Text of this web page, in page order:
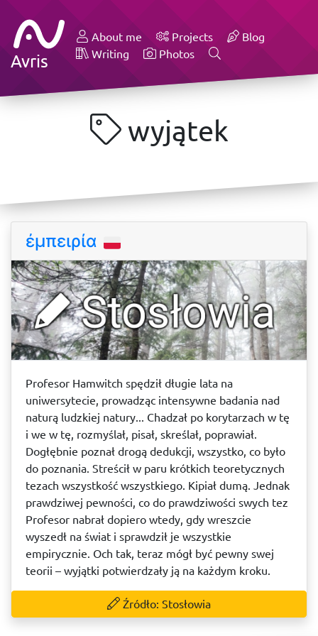
Avris
About me Projects
Blog
Writing
Photos
wyjątek
ἐμπειρία
Profesor Hamwitch spędził długie lata na
uniwersytecie, prowadząc intensywne badania nad
naturą ludzkiej natury... Chadzał po korytarzach w tę
i we w tę, rozmyślał, pisał, skreślał, poprawiał.
Dogłębnie poznał drogą dedukcji, wszystko, co było
do poznania. Streścił w paru krótkich teoretycznych
tezach wszystkość wszystkiego. Kipiał dumą. Jednak
prawdziwej pewności, co do prawdziwości swych tez
Profesor nabrał dopiero wtedy, gdy wreszcie
wyszedł na świat i sprawdził je wszystkie
empirycznie. Och tak, teraz mógł być pewny swej
teorii – wyjątki potwierdzały ją na każdym kroku.
Źródło: Stosłowia